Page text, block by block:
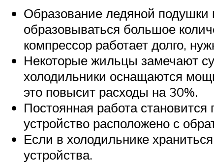
Образование ледяной подушки
образовываться большое
компрессор работает долго,
Некоторые жильцы замечают
холодильники оснащаются
это повысит расходы на 30%.
Постоянная работа становится
устройство расположено с
Если в холодильнике
устройства.